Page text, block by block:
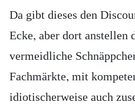
Da gibt dieses den
Ecke, aber dort anstellen
vermeidliche
Fachmärkte, mit
idiotischerweise auch